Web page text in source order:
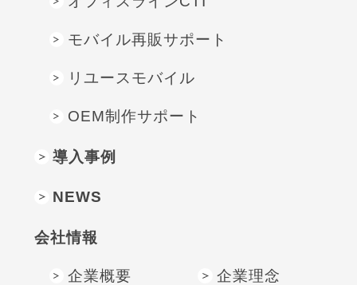
モバイル再販サポート
リユースモバイル
OEM制作サポート
導入事例
NEWS
会社情報
企業概要 企業理念